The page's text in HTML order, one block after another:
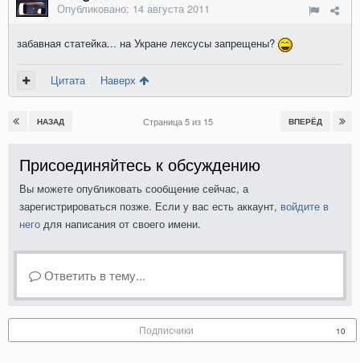
Опубликовано: 14 августа 2011
забавная статейка... на Укране лексусы запрещены?
Цитата Наверх
НАЗАД ВПЕРЁД
Страница 5 из 15
Присоединяйтесь к обсуждению
Вы можете опубликовать сообщение сейчас, а
зарегистрироваться позже. Если у вас есть аккаунт, войдите в
него для написания от своего имени.
Ответить в тему...
Подписчики 10